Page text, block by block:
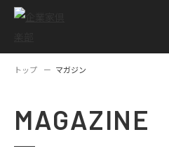
トップ マガジン
MAGAZINE